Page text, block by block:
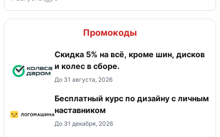
Промокоды
Скидка 5% на всё, кроме шин, дисков
и колес в сборе.
До 31 августа, 2026
Бесплатный курс по дизайну с личным
наставником
До 31 декабря, 2026